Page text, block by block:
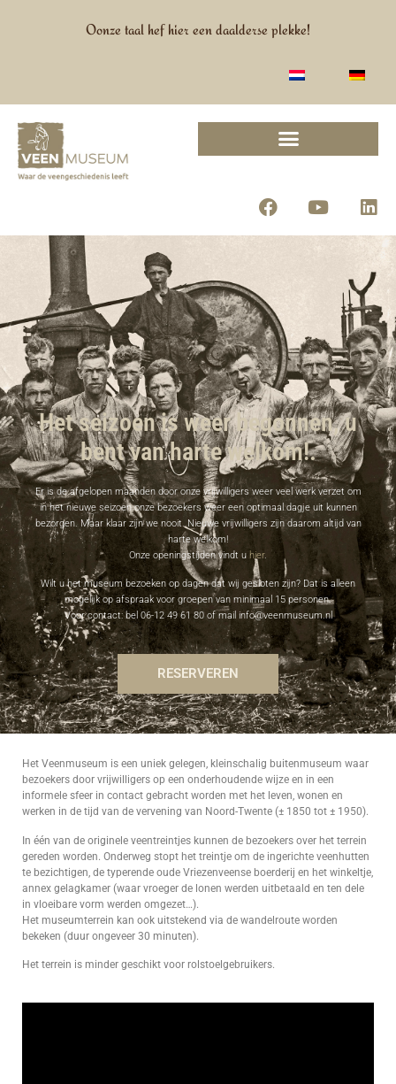
Oonze taal hef hier een daalderse plekke!
Het seizoen is weer begonnen, u
bent van harte welkom!.
Er is de afgelopen maanden door onze vrijwilligers weer veel werk verzet om
in het nieuwe seizoen onze bezoekers weer een optimaal dagje uit kunnen
bezorgen. Maar klaar zijn we nooit. Nieuwe vrijwilligers zijn daarom altijd van
harte welkom!
Onze openingstijden vindt u hier.
Wilt u het museum bezoeken op dagen dat wij gesloten zijn? Dat is alleen
mogelijk op afspraak voor groepen van minimaal 15 personen.
Voor contact: bel 06-12 49 61 80 of mail info@veenmuseum.nl
RESERVEREN
Het Veenmuseum is een uniek gelegen, kleinschalig buitenmuseum waar
bezoekers door vrijwilligers op een onderhoudende wijze en in een
informele sfeer in contact gebracht worden met het leven, wonen en
werken in de tijd van de vervening van Noord-Twente (± 1850 tot ± 1950).
In één van de originele veentreintjes kunnen de bezoekers over het terrein
gereden worden. Onderweg stopt het treintje om de ingerichte veenhutten
te bezichtigen, de typerende oude Vriezenveense boerderij en het winkeltje,
annex gelagkamer (waar vroeger de lonen werden uitbetaald en ten dele
in vloeibare vorm werden omgezet…).
Het museumterrein kan ook uitstekend via de wandelroute worden
bekeken (duur ongeveer 30 minuten).
Het terrein is minder geschikt voor rolstoelgebruikers.